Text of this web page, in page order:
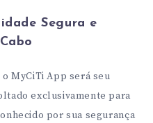
Segura e
MyCiTi App será seu
exclusivamente para
por sua segurança